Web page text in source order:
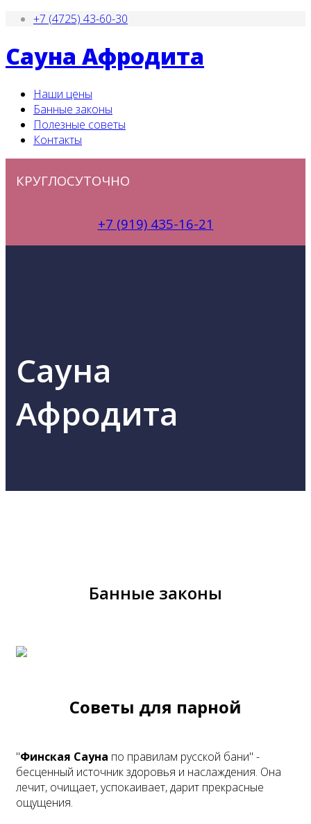
+7 (4725) 43-60-30
Сауна Афродита
Наши цены
Банные законы
Полезные советы
Контакты
КРУГЛОСУТОЧНО
+7 (919) 435-16-21
Сауна
Афродита
Банные законы
Советы для парной
"Финская Сауна по правилам русской бани" -
бесценный источник здоровья и наслаждения. Она
лечит, очищает, успокаивает, дарит прекрасные
ощущения.